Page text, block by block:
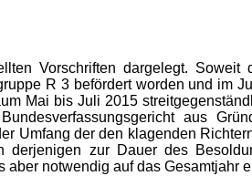
Vorschriften dargelegt.
R 3 befördert worden und im
Mai bis Juli 2015
aus
Umfang der den klagenden
derjenigen zur Dauer des
notwendig auf das Gesamtjahr